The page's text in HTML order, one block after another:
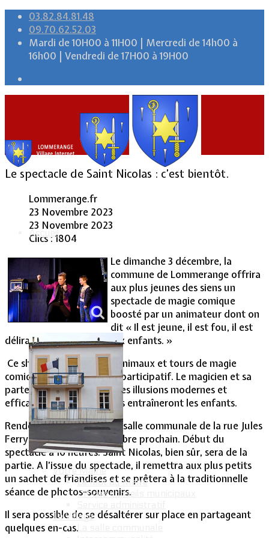
03.82.84.81.48
09.70.62.52.03
Mardi de 10H00 à 11H00 | Mercredi de 14h00 à
16h00 | Vendredi de 17H00 à 19H00
Accueil
Vie Municipale
Votre Mairie
Le mot du Maire
CR des conseils municipaux
Le Village
La salle communale
Le spectacle de Saint Nicolas : c’est bientôt.
Lommerange.fr
23 Novembre 2023
23 Novembre 2023
Clics : 1804
Le dimanche 3 décembre, la
commune de Lommerange offrira
aux plus jeunes des siens un
spectacle de magie comique
boosté par un animateur dont on
dit « Il est jeune, il est fou, il est
délirant et il sait parler aux enfants. »
Ce show de qualité avec animaux et tours de magie
comiques sera avant tout participatif. Le magicien et sa
partenaire enchaîneront des illusions modernes et
efficaces dans lesquelles ils entraîneront les enfants.
Rendez-vous donc dans la salle communale de la rue Jules
Ferry le dimanche 3 décembre prochain. Début du
spectacle à 16 heures. Saint Nicolas, bien sûr, sera de la
partie. A l’issue du spectacle, il remettra aux plus petits
un sachet de friandises et se prêtera à la traditionnelle
séance de photos-souvenirs.
Il sera possible de se désaltérer sur place en partageant
quelques en-cas.